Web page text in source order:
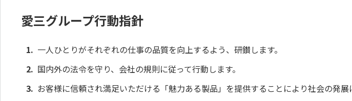
愛三グループ行動指針
一人ひとりがそれぞれの仕事の品質を向上するよう、研鑚します。
国内外の法令を守り、会社の規則に従って行動します。
お客様に信頼され満足いただける「魅力ある製品」を提供することにより社会の発展